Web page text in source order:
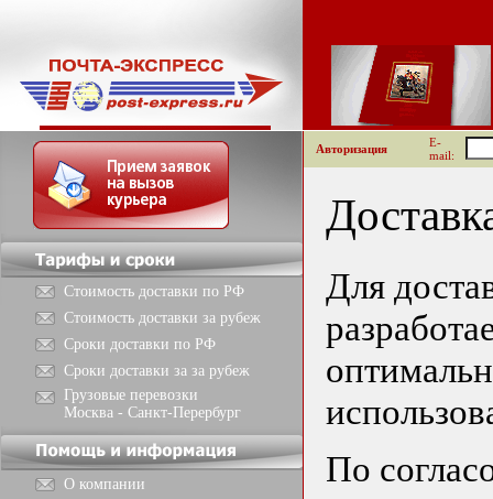
Стоимость доставки по РФ
Стоимость доставки за рубеж
Сроки доставки по РФ
Сроки доставки за за рубеж
Грузовые перевозки
Москва - Санкт-Перербург
О компании
Авторизация
E-
mail:
Для
По